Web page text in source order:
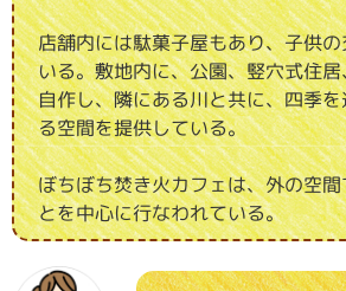
店舗内には駄菓子屋もあり、子供
いる。敷地内に、公園、竪穴式住
自作し、隣にある川と共に、四季
る空間を提供している。
ぼちぼち焚き火カフェは、外の空
とを中心に行なわれている。